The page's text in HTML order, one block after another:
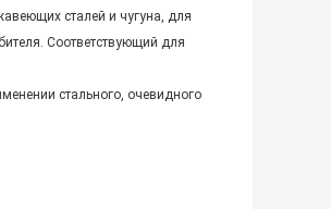
сталей и чугуна, для
Соответствующий для
стального, очевидного